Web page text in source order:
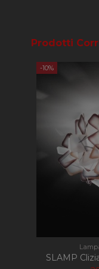
Prodotti
-10%
SLAMP